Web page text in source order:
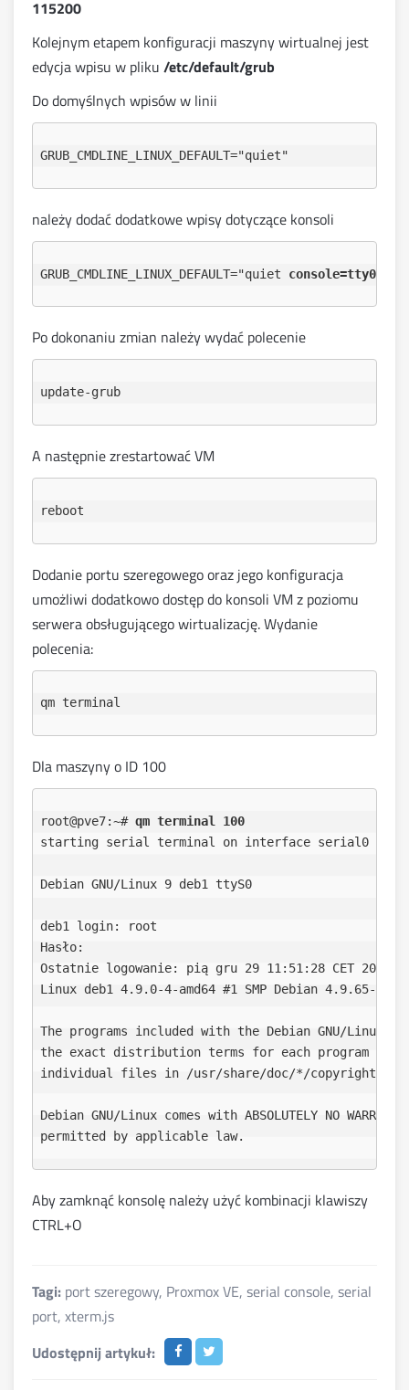
115200
Kolejnym etapem konfiguracji maszyny wirtualnej jest
edycja wpisu w pliku /etc/default/grub
Do domyślnych wpisów w linii
należy dodać dodatkowe wpisy dotyczące konsoli
GRUB_CMDLINE_LINUX_DEFAULT="quiet console=tty0
Po dokonaniu zmian należy wydać polecenie
A następnie zrestartować VM
Dodanie portu szeregowego oraz jego konfiguracja
umożliwi dodatkowo dostęp do konsoli VM z poziomu
serwera obsługującego wirtualizację. Wydanie
polecenia:
qm terminal
Dla maszyny o ID 100
root@pve7:~# qm terminal 100
starting serial terminal on interface serial0
Debian GNU/Linux 9 deb1 ttyS0
deb1 login: root
Hasło:
Ostatnie logowanie: pią gru 29 11:51:28 CET 2017
Linux deb1 4.9.0-4-amd64 #1 SMP Debian 4.9.65-
The programs included with the Debian GNU/Linux
the exact distribution terms for each program are
individual files in /usr/share/doc/*/copyright.
Debian GNU/Linux comes with ABSOLUTELY NO
Aby zamknąć konsolę należy użyć kombinacji klawiszy
CTRL+O
Tagi: port szeregowy, Proxmox VE, serial console, serial
port, xterm.js
Udostępnij artykuł: